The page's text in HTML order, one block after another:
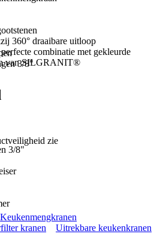
3/8"
3/8"
360° draaibare uitloop
combinatie met gekleurde
van SILGRANIT®
zie
Keukenmengkranen
kranen Uitrekbare keukenkranen